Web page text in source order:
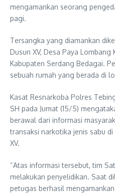
mengamankan seorang
pagi.
Tersangka yang diamankan
Dusun XV, Desa Paya
Kabupaten Serdang Bedagai.
sebuah rumah yang berada di
Kasat Resnarkoba Polres
SH pada Jumat (15/5)
berawal dari informasi
transaksi narkotika jenis sabu
XV.
“Atas informasi tersebut, tim
melakukan penyelidikan. Saat
petugas berhasil